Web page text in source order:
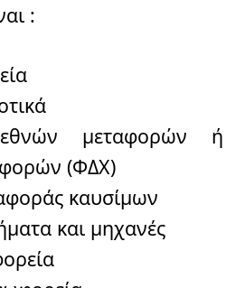
:
μεταφορών ή
(ΦΔΧ)
καυσίμων
και μηχανές